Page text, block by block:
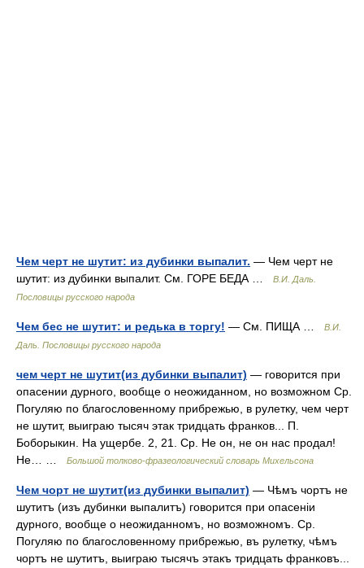
Чем черт не шутит: из дубинки выпалит. — Чем черт не
шутит: из дубинки выпалит. См. ГОРЕ БЕДА …
В.И. Даль.
Пословицы русского народа
Чем бес не шутит: и редька в торгу! — См. ПИЩА …
В.И.
Даль. Пословицы русского народа
чем черт не шутит(из дубинки выпалит) — говорится при
опасении дурного, вообще о неожиданном, но возможном Ср.
Погуляю по благословенному прибрежью, в рулетку, чем черт
не шутит, выиграю тысяч этак тридцать франков... П.
Боборыкин. На ущербе. 2, 21. Ср. Не он, не он нас продал!
Не… …
Большой толково-фразеологический словарь Михельсона
Чем чорт не шутит(из дубинки выпалит) — Чѣмъ чортъ не
шутитъ (изъ дубинки выпалитъ) говорится при опасеніи
дурного, вообще о неожиданномъ, но возможномъ. Ср.
Погуляю по благословенному прибрежью, въ рулетку, чѣмъ
чортъ не шутитъ, выиграю тысячъ этакъ тридцать франковъ...